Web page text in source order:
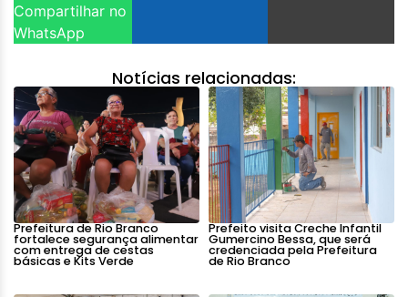
Compartilhar no
WhatsApp
Notícias relacionadas:
Prefeitura de Rio Branco
fortalece segurança alimentar
com entrega de cestas
básicas e Kits Verde
Prefeito visita Creche Infantil
Gumercino Bessa, que será
credenciada pela Prefeitura
de Rio Branco